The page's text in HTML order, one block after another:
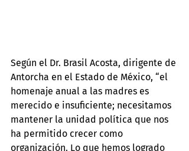
Según el Dr. Brasil Acosta, dirigente de
Antorcha en el Estado de México, “el
homenaje anual a las madres es
merecido e insuficiente; necesitamos
mantener la unidad política que nos
ha permitido crecer como
organización. Lo que hemos logrado